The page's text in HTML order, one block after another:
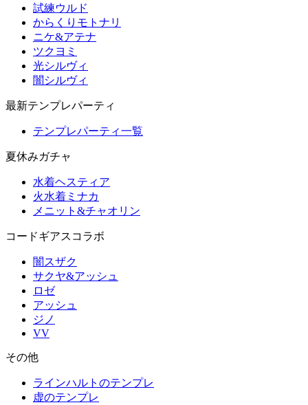
試練ウルド
からくりモトナリ
ニケ&アテナ
ツクヨミ
光シルヴィ
闇シルヴィ
最新テンプレパーティ
テンプレパーティ一覧
夏休みガチャ
水着ヘスティア
火水着ミナカ
メニット&チャオリン
コードギアスコラボ
闇スザク
サクヤ&アッシュ
ロゼ
アッシュ
ジノ
VV
その他
ラインハルトのテンプレ
虚のテンプレ